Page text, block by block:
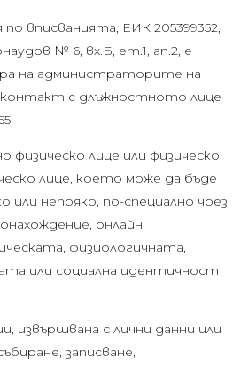
вписванията, ЕИК 205399352,
№ 6, вх.Б, ет.1, ап.2, е
на администраторите на
контакт с длъжностното лице
физическо лице или физическо
лице, което може да бъде
непряко, по-специално чрез
онлайн
физиологичната,
или социална идентичност
извършвана с лични данни или
записване,